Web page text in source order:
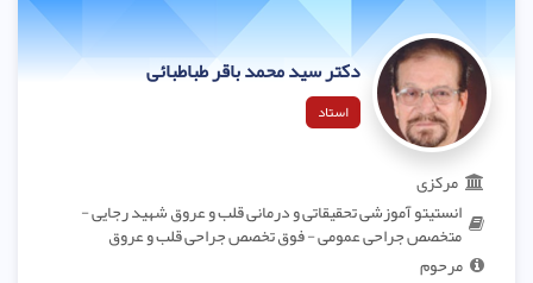
دکتر سید محمد باقر طباطبائی
استاد
مرکزی
انستیتو آموزشی تحقیقاتی و درمانی قلب و عروق شهید رجایی -
متخصص جراحی عمومی - فوق تخصص جراحی قلب و عروق
مرحوم